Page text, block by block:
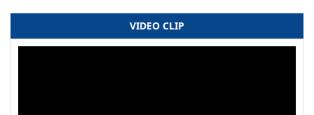
VIDEO CLIP